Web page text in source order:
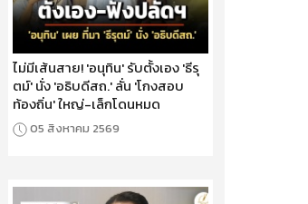
ไม่มีเส้นสาย! 'อนุทิน' รับตั้งเอง 'ธีรุ
ตม์' นั่ง 'อธิบดีสถ.' ลั่น 'โกงสอบ
ท้องถิ่น' ใหญ่-เล็กโดนหมด
05 สิงหาคม 2569